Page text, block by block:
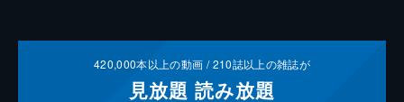
420,000本以上の動画 /210誌以上の雑誌が
見放題 読み放題